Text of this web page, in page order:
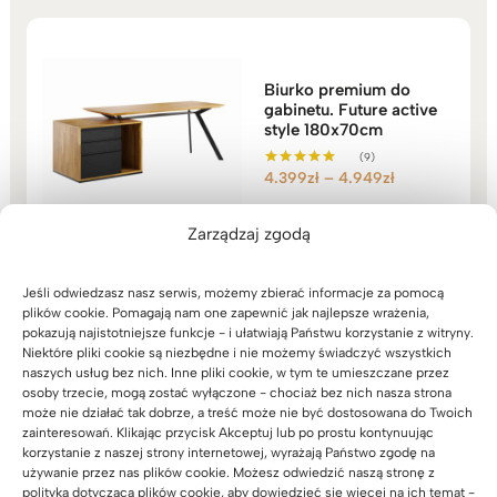
Zarządzaj zgodą
Jeśli odwiedzasz nasz serwis, możemy zbierać informacje za pomocą
plików cookie. Pomagają nam one zapewnić jak najlepsze wrażenia,
pokazują najistotniejsze funkcje - i ułatwiają Państwu korzystanie z witryny.
Niektóre pliki cookie są niezbędne i nie możemy świadczyć wszystkich
naszych usług bez nich. Inne pliki cookie, w tym te umieszczane przez
osoby trzecie, mogą zostać wyłączone - chociaż bez nich nasza strona
może nie działać tak dobrze, a treść może nie być dostosowana do Twoich
zainteresowań. Klikając przycisk Akceptuj lub po prostu kontynuując
korzystanie z naszej strony internetowej, wyrażają Państwo zgodę na
używanie przez nas plików cookie. Możesz odwiedzić naszą stronę z
polityką dotyczącą plików cookie, aby dowiedzieć się więcej na ich temat -
Biurko premium do
gabinetu. Future active
style 180x70cm
Oceniono
na 5
(9)
4.399zł – 4.949złZakres
cen:
4.949zł
Czarny, mobilny
kontener z szufladami
Loft Office
Oceniono
5.00
na 5
(52)
1.259zł